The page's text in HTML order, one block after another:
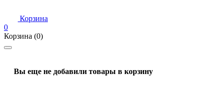
Корзина
0
Корзина (0)
Вы еще не добавили товары в корзину